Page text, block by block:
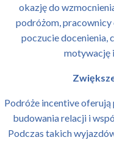
okazję do
podróżom, pracownicy
poczucie docenienia,
motywację
Podróże incentive
budowania relacji i
Podczas takich